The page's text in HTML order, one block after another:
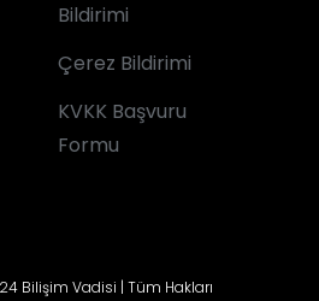
Bildirimi
Çerez Bildirimi
KVKK Başvuru
Formu
Bilişim Vadisi | Tüm Hakları